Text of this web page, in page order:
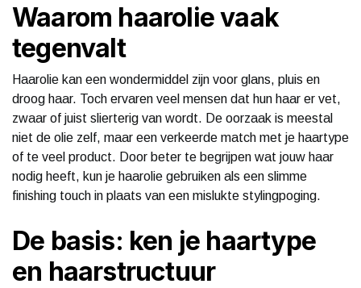
Waarom haarolie vaak
tegenvalt
Haarolie kan een wondermiddel zijn voor glans, pluis en
droog haar. Toch ervaren veel mensen dat hun haar er vet,
zwaar of juist slierterig van wordt. De oorzaak is meestal
niet de olie zelf, maar een verkeerde match met je haartype
of te veel product. Door beter te begrijpen wat jouw haar
nodig heeft, kun je haarolie gebruiken als een slimme
finishing touch in plaats van een mislukte stylingpoging.
De basis: ken je haartype
en haarstructuur